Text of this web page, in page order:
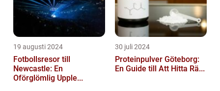
19 augusti 2024
Fotbollsresor till
Newcastle: En
Oförglömlig Upple...
30 juli 2024
Proteinpulver Göteborg:
En Guide till Att Hitta Rä...